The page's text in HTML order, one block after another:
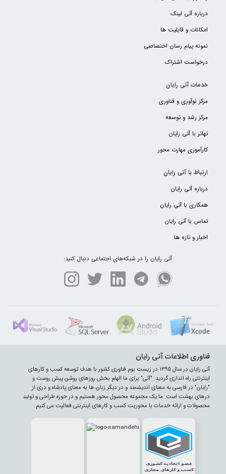
درباره آتی لینک
امکانات و قابلیت ها
نمونه پیام رسان اختصاصی
درخواست اشتراک
خدمات آتی رایان
مرکز نوآوری و فناوری
مرکز رشد و توسعه
تهاتر با آتی رایان
کارآموزی مهارت محور
ارتباط با آتی رایان
درباره آتی رایان
همکاری با آتی رایان
تماس با آتی رایان
اخبار و تازه ها
آتی رایان را در شبکه‌های اجتماعی دنبال کنید:
فناوری اطلاعات آتی رایان
آتی رایان در سال 1395 در زیست بوم فناوری کشور با هدف توسعه کسب و کارهای
اینترنتی راه اندازی گردید. "آتی" برای ما الهام بخش روزهای روشن پیش روست و
"رایان" در فارسی به معنای اندیشمند و در دیگر زبان ها به معنای پادشاه و دری از
درهای بهشت است. ما یک مجموعه محصول محور هستیم و در حوزه طراحی و تولید
محصولات و ارائه خدمات با محوریت کسب و کارهای اینترنتی فعالیت می کنیم.